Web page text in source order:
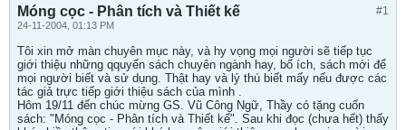
#1
Móng cọc - Phân tích và Thiết kế
24-11-2004, 01:13 PM
Tôi xin mở màn chuyên mục này, và hy vọng mọi người sẽ tiếp tục
giới thiệu những qquyển sách chuyên ngành hay, bổ ích, sách mới để
mọi người biết và sử dụng. Thật hay và lý thú biết mấy nếu được các
tác giả trực tiếp giới thiệu sách của mình .
Hôm 19/11 đến chúc mừng GS. Vũ Công Ngữ, Thầy có tặng cuốn
sách: "Móng cọc - Phân tích và Thiết kế". Sau khi đọc (chưa hết) thấy